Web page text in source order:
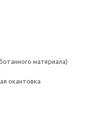
материала)
окантовка